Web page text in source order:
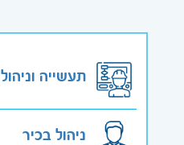
תעשייה וניהול
ניהול בכיר